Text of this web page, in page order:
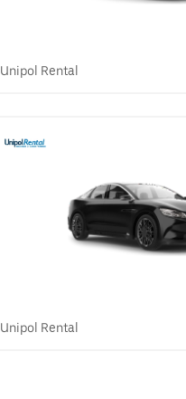
Unipol Rental
Unipol Rental